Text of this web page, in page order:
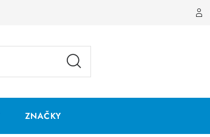
ZNAČKY